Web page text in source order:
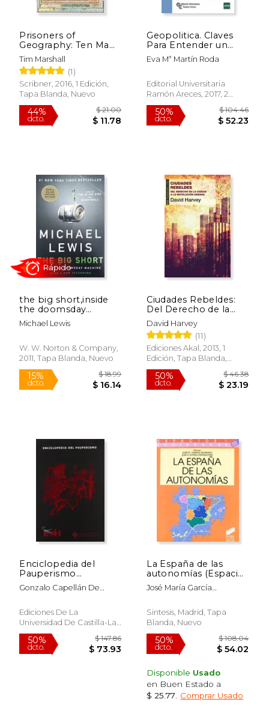
50%
dcto. $ 17.53
Prisoners of
Geography: Ten Maps
That Explain
Everything About the
World: 1 (Politics of
Place) (en Inglés)
Tim Marshall
(1)
Scribner, 2016, 1 Edición,
Tapa Blanda, Nuevo
44%
dcto.
$ 21.00
$ 11.78
Geopolitica. Claves
Para Entender un
Mundo Cambiante
Eva Mª Martín Roda
Editorial Universitaria
Ramón Areces, 2017, 2
Edición, Tapa Blanda,
Nuevo
50%
dcto. $
the big short,inside
the doomsday
machine (en Inglés)
Michael Lewis
W. W. Norton & Company,
2011, Tapa Blanda, Nuevo
15% $ 18.99
Rápido
Ciudades Rebeldes:
Del Derecho de la
Ciudad a la
Revolución Urbana
David Harvey
(11)
Ediciones Akal, 2013, 1
Edición, Tapa Blanda,
Nuevo
50%
Enciclopedia del
Pauperismo
(Coediciones)
Gonzalo Capellán De
Ediciones De La
Universidad De Castilla-La
Mancha, 2007, 1 Edición,
Tapa Blanda, Nuevo
La España de las
autonomías (Espacios
y sociedades. Mayor)
José María García
Sotelo Navalpotro
Sintesis, Madrid, Tapa
Blanda, Nuevo
Disponible Usado
en Buen Estado a
$ 25.77
Comprar Usado